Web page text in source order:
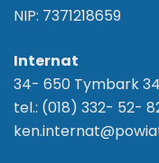
NIP: 7371218659
Internat
34- 650 Tymbark
tel.: (018) 332- 52-